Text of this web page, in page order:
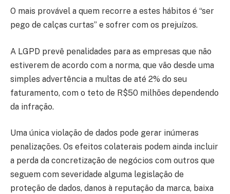
O mais provável a quem recorre a estes hábitos é “ser
pego de calças curtas” e sofrer com os prejuízos.
A LGPD prevê penalidades para as empresas que não
estiverem de acordo com a norma, que vão desde uma
simples advertência a multas de até 2% do seu
faturamento, com o teto de R$50 milhões dependendo
da infração.
Uma única violação de dados pode gerar inúmeras
penalizações. Os efeitos colaterais podem ainda incluir
a perda da concretização de negócios com outros que
seguem com severidade alguma legislação de
proteção de dados, danos à reputação da marca, baixa